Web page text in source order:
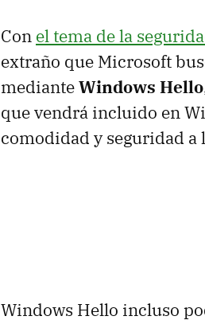
Con el tema de la
extraño que Microsoft
medianteWindows Hello
que vendrá incluido en
comodidad y seguridad
Windows Hello incluso